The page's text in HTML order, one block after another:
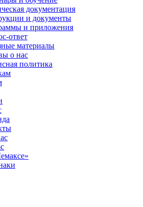
документация
и документы
и приложения
ответ
материалы
о нас
политика